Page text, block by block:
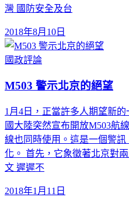
灣 國防安全及台
2018年8月10日
國政評論
M503 警示北京的絕望
1月4日，正當許多人期望新
國大陸突然宣布開放M503航
線也同時使用。這是一個警
化。 首先，它象徵著北京對
文 遲遲不
2018年1月11日